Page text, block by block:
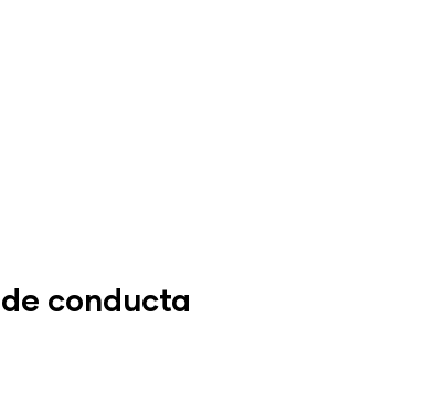
conducta